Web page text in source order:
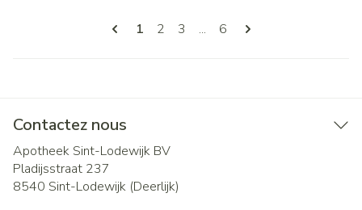
Pages
Vous lisez actuellement la page
1 Page
2 Page
3 ... Page
6
Contactez nous
Apotheek Sint-Lodewijk BV
Pladijsstraat 237
8540 Sint-Lodewijk (Deerlijk)